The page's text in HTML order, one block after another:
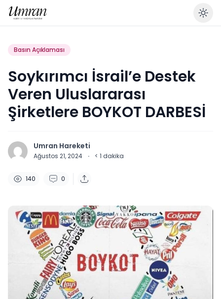
Basın Açıklaması
Soykırımcı İsrail’e Destek
Veren Uluslararası
Şirketlere BOYKOT DARBESİ
Umran Hareketi
Ağustos 21, 2024 · < 1 dakika
140 0